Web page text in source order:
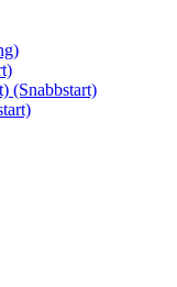
(Snabbstart)